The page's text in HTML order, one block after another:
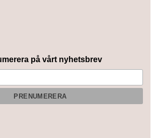
på vårt nyhetsbrev